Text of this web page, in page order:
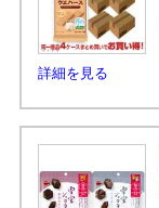
詳細を見る